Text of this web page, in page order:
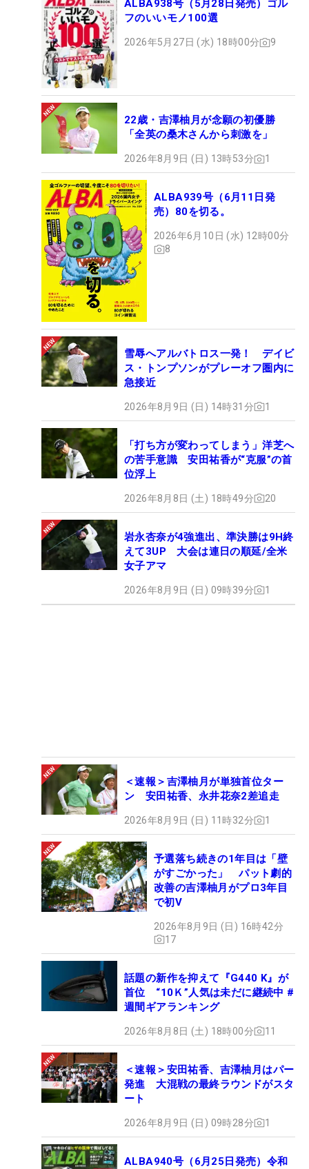
ALBA938号（5月28日発売）ゴル
フのいいモノ100選
2026年5月27日 (水) 18時00分 9
22歳・吉澤柚月が念願の初優勝
「全英の桑木さんから刺激を」
2026年8月9日 (日) 13時53分 1
ALBA939号（6月11日発
売）80を切る。
2026年6月10日 (水) 12時00分
8
雪辱へアルバトロス一発！ デイビ
ス・トンプソンがプレーオフ圏内に
急接近
2026年8月9日 (日) 14時31分 1
「打ち方が変わってしまう」洋芝へ
の苦手意識 安田祐香が“克服”の首
位浮上
2026年8月8日 (土) 18時49分 20
岩永杏奈が4強進出、準決勝は9H終
えて3UP 大会は連日の順延/全米
女子アマ
2026年8月9日 (日) 09時39分 1
＜速報＞吉澤柚月が単独首位ター
ン 安田祐香、永井花奈2差追走
2026年8月9日 (日) 11時32分 1
予選落ち続きの1年目は「壁
がすごかった」 パット劇的
改善の吉澤柚月がプロ3年目
で初V
2026年8月9日 (日) 16時42分
17
話題の新作を抑えて『G440 K』が
首位 “10Ｋ”人気は未だに継続中 #
週間ギアランキング
2026年8月8日 (土) 18時00分 11
＜速報＞安田祐香、吉澤柚月はパー
発進 大混戦の最終ラウンドがスタ
ート
2026年8月9日 (日) 09時28分 1
ALBA940号（6月25日発売）令和